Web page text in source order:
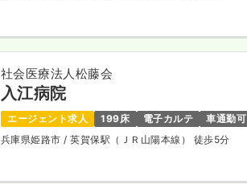
社会医療法人松藤会
入江病院
エージェント求人 199床 電子カルテ 車通勤可
兵庫県姫路市/ 英賀保駅（ＪＲ山陽本線） 徒歩5分